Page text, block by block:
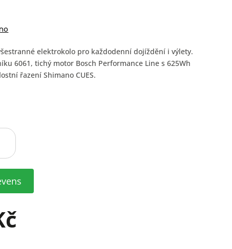
elektrokolo pro každodenní dojíždění i výlety.
6061, tichý motor Bosch Performance Line s 625Wh
řazení Shimano CUES.